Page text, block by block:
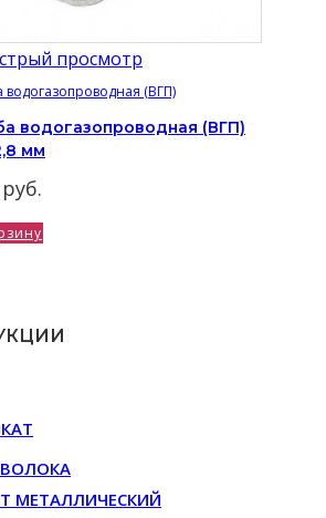
просмотр
водогазопроводная (ВГП)
водогазопроводная (ВГП)
мм
руб.
МЕТАЛЛИЧЕСКИЙ